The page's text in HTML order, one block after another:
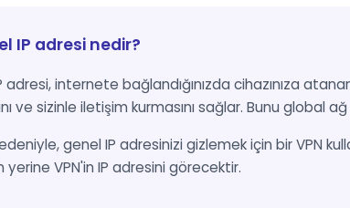
IP adresi nedir?
adresi, internete bağlandığınızda cihazınıza
ve sizinle iletişim kurmasını sağlar. Bunu global
genel IP adresinizi gizlemek için bir VPN
yerine VPN'in IP adresini görecektir.